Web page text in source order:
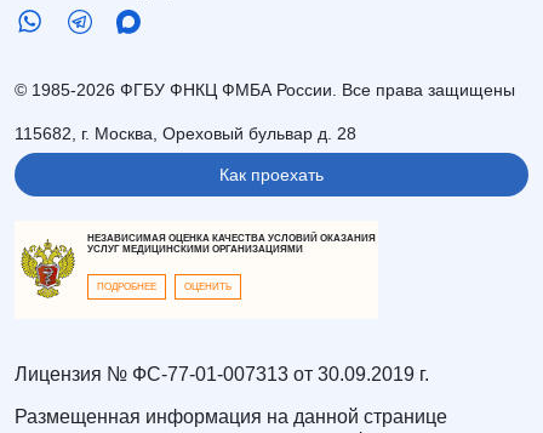
© 1985-2026 ФГБУ ФНКЦ ФМБА России. Все права защищены
115682, г. Москва, Ореховый бульвар д. 28
Как проехать
НЕЗАВИСИМАЯ ОЦЕНКА КАЧЕСТВА УСЛОВИЙ ОКАЗАНИЯ
УСЛУГ МЕДИЦИНСКИМИ ОРГАНИЗАЦИЯМИ
ПОДРОБНЕЕ ОЦЕНИТЬ
Лицензия № ФС-77-01-007313 от 30.09.2019 г.
Размещенная информация на данной странице